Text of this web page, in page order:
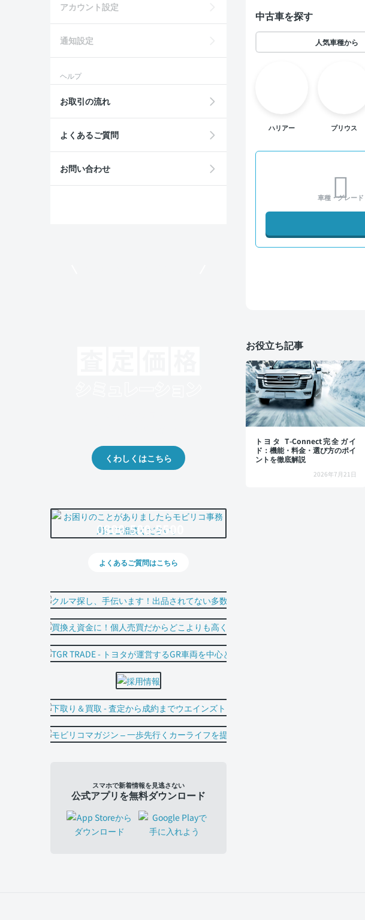
中古車を探す
人気車種から
ハリアー プリウス
車種・グレード
お役立ち記事
トヨタ T-Connect完全ガイ
ド：機能・料金・選び方のポイ
ントを徹底解説
2026年7月21日
アカウント設定
通知設定
ヘルプ
お取引の流れ
よくあるご質問
お問い合わせ
くわしくはこちら
0800-500-5500
よくあるご質問はこちら
スマホで新着情報を見逃さない
公式アプリを無料ダウンロード